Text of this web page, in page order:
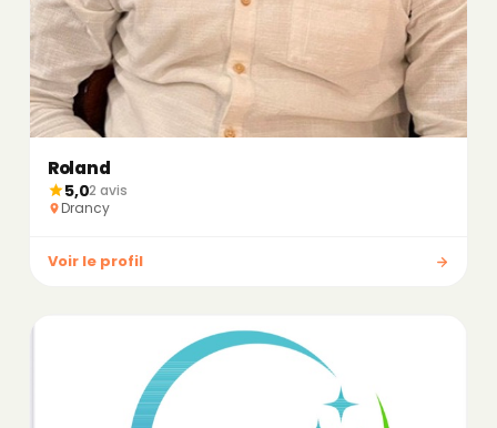
Roland
5,02 avis
Drancy
Voir le profil